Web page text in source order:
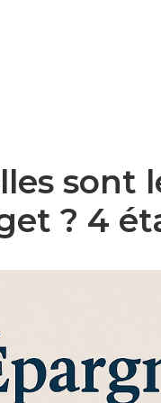
sont
? 4